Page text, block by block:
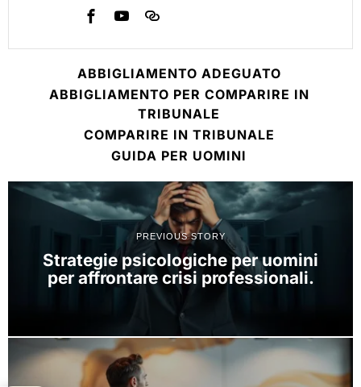
ABBIGLIAMENTO ADEGUATO
ABBIGLIAMENTO PER COMPARIRE IN
TRIBUNALE
COMPARIRE IN TRIBUNALE
GUIDA PER UOMINI
PREVIOUS STORY
Strategie psicologiche per uomini
per affrontare crisi professionali.